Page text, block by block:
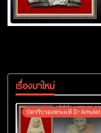
เรื่องมาใหม่
บัตรรับรองพระแท้ D-Amulet